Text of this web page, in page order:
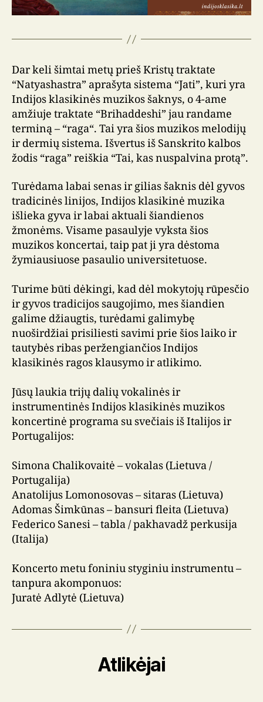
Dar keli šimtai metų prieš Kristų traktate
“Natyashastra” aprašyta sistema “Jati”, kuri yra
Indijos klasikinės muzikos šaknys, o 4-ame
amžiuje traktate “Brihaddeshi” jau randame
terminą – “raga“. Tai yra šios muzikos melodijų
ir dermių sistema. Išvertus iš Sanskrito kalbos
žodis “raga” reiškia “Tai, kas nuspalvina protą”.
Turėdama labai senas ir gilias šaknis dėl gyvos
tradicinės linijos, Indijos klasikinė muzika
išlieka gyva ir labai aktuali šiandienos
žmonėms. Visame pasaulyje vyksta šios
muzikos koncertai, taip pat ji yra dėstoma
žymiausiuose pasaulio universitetuose.
Turime būti dėkingi, kad dėl mokytojų rūpesčio
ir gyvos tradicijos saugojimo, mes šiandien
galime džiaugtis, turėdami galimybę
nuoširdžiai prisiliesti savimi prie šios laiko ir
tautybės ribas peržengiančios Indijos
klasikinės ragos klausymo ir atlikimo.
Jūsų laukia trijų dalių vokalinės ir
instrumentinės Indijos klasikinės muzikos
koncertinė programa su svečiais iš Italijos ir
Portugalijos:
Simona Chalikovaitė – vokalas (Lietuva /
Portugalija)
Anatolijus Lomonosovas – sitaras (Lietuva)
Adomas Šimkūnas – bansuri fleita (Lietuva)
Federico Sanesi – tabla / pakhavadž perkusija
(Italija)
Koncerto metu foniniu styginiu instrumentu –
tanpura akomponuos:
Juratė Adlytė (Lietuva)
Atlikėjai